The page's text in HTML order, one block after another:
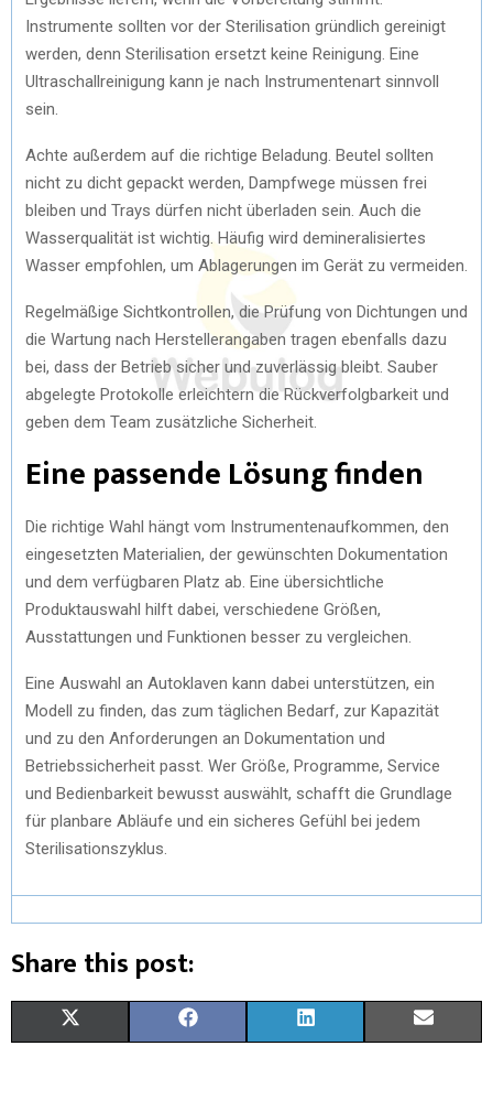
Instrumente sollten vor der Sterilisation gründlich gereinigt
werden, denn Sterilisation ersetzt keine Reinigung. Eine
Ultraschallreinigung kann je nach Instrumentenart sinnvoll
sein.
Achte außerdem auf die richtige Beladung. Beutel sollten
nicht zu dicht gepackt werden, Dampfwege müssen frei
bleiben und Trays dürfen nicht überladen sein. Auch die
Wasserqualität ist wichtig. Häufig wird demineralisiertes
Wasser empfohlen, um Ablagerungen im Gerät zu vermeiden.
Regelmäßige Sichtkontrollen, die Prüfung von Dichtungen und
die Wartung nach Herstellerangaben tragen ebenfalls dazu
bei, dass der Betrieb sicher und zuverlässig bleibt. Sauber
abgelegte Protokolle erleichtern die Rückverfolgbarkeit und
geben dem Team zusätzliche Sicherheit.
Eine passende Lösung finden
Die richtige Wahl hängt vom Instrumentenaufkommen, den
eingesetzten Materialien, der gewünschten Dokumentation
und dem verfügbaren Platz ab. Eine übersichtliche
Produktauswahl hilft dabei, verschiedene Größen,
Ausstattungen und Funktionen besser zu vergleichen.
Eine Auswahl an Autoklaven kann dabei unterstützen, ein
Modell zu finden, das zum täglichen Bedarf, zur Kapazität
und zu den Anforderungen an Dokumentation und
Betriebssicherheit passt. Wer Größe, Programme, Service
und Bedienbarkeit bewusst auswählt, schafft die Grundlage
für planbare Abläufe und ein sicheres Gefühl bei jedem
Sterilisationszyklus.
Share this post: